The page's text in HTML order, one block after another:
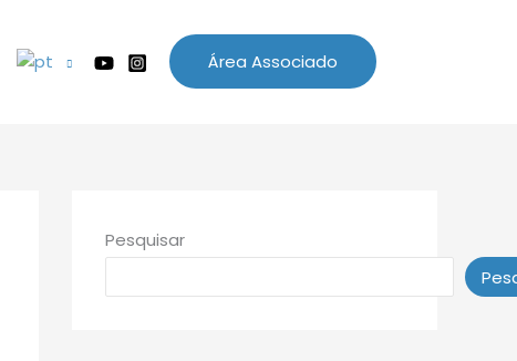
Área Associado
Pesquisar